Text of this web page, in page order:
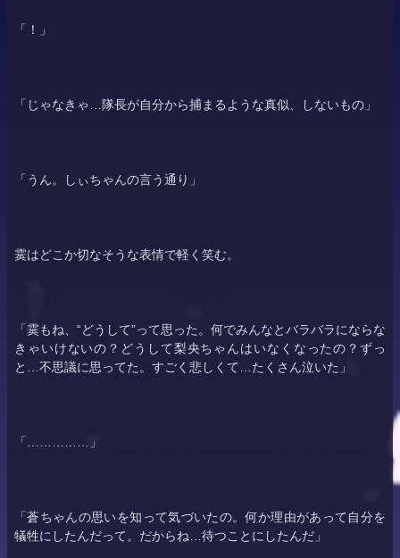
「！」
「じゃなきゃ…隊長が自分から捕まるような真似、しないもの」
「うん。しぃちゃんの言う通り」
霙はどこか切なそうな表情で軽く笑む。
「霙もね、“どうして”って思った。何でみんなとバラバラにならな
きゃいけないの？どうして梨央ちゃんはいなくなったの？ずっ
と…不思議に思ってた。すごく悲しくて…たくさん泣いた」
「……………」
「蒼ちゃんの思いを知って気づいたの。何か理由があって自分を
犠牲にしたんだって。だからね…待つことにしたんだ」